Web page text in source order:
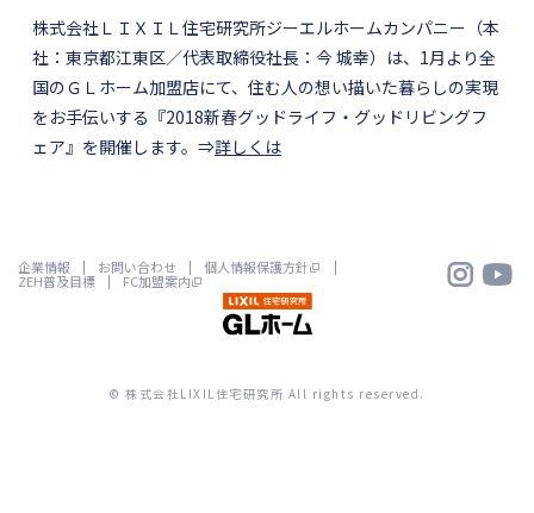
株式会社ＬＩＸＩＬ住宅研究所ジーエルホームカンパニー（本
社：東京都江東区／代表取締役社長：今 城幸）は、1月より全
国のＧＬホーム加盟店にて、住む人の想い描いた暮らしの実現
をお手伝いする『2018新春グッドライフ・グッドリビングフ
ェア』を開催します。⇒詳しくは
 
企業情報 お問い合わせ 個人情報保護方針
ZEH普及目標 FC加盟案内
© 株式会社LIXIL住宅研究所 All rights reserved.